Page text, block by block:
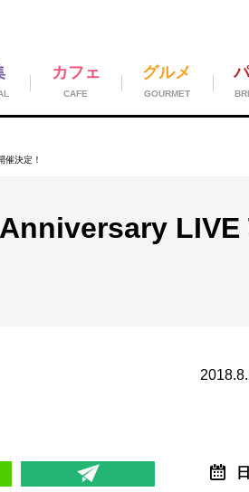
グルメ
GOURMET
カフェ
CAFE
決定！